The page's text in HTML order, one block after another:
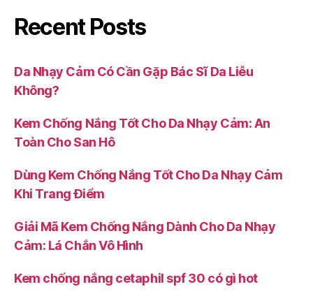
Recent Posts
Da Nhạy Cảm Có Cần Gặp Bác Sĩ Da Liễu
Không?
Kem Chống Nắng Tốt Cho Da Nhạy Cảm: An
Toàn Cho San Hô
Dùng Kem Chống Nắng Tốt Cho Da Nhạy Cảm
Khi Trang Điểm
Giải Mã Kem Chống Nắng Dành Cho Da Nhạy
Cảm: Lá Chắn Vô Hình
Kem chống nắng cetaphil spf 30 có gì hot